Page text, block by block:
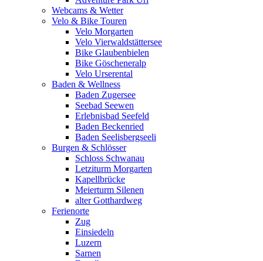
Webcams & Wetter
Velo & Bike Touren
Velo Morgarten
Velo Vierwaldstättersee
Bike Glaubenbielen
Bike Göscheneralp
Velo Urserental
Baden & Wellness
Baden Zugersee
Seebad Seewen
Erlebnisbad Seefeld
Baden Beckenried
Baden Seelisbergseeli
Burgen & Schlösser
Schloss Schwanau
Letziturm Morgarten
Kapellbrücke
Meierturm Silenen
alter Gotthardweg
Ferienorte
Zug
Einsiedeln
Luzern
Sarnen